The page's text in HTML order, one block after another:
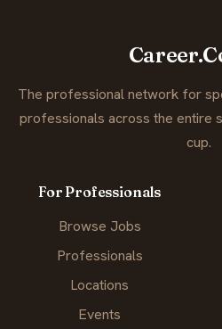
The professional network for
professionals across the entire
cup.
For Professionals
Browse Jobs
Professionals
Locations
Events